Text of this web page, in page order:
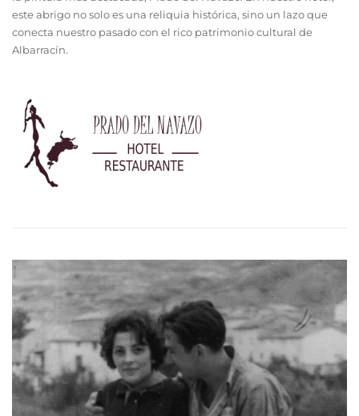
este abrigo no solo es una reliquia histórica, sino un lazo que
conecta nuestro pasado con el rico patrimonio cultural de
Albarracín.